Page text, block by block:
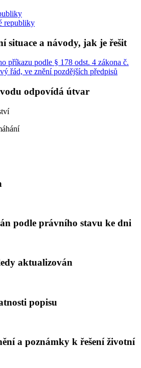
republiky
situace a návody, jak je řešit
příkazu podle § 178 odst. 4 zákona č.
řád, ve znění pozdějších předpisů
odpovídá útvar
podle právního stavu ke dni
aktualizován
popisu
a poznámky k řešení životní